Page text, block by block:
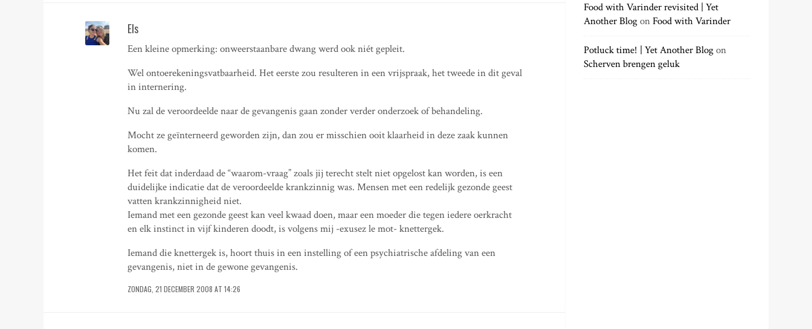
Els
Een kleine opmerking: onweerstaanbare dwang werd ook niét gepleit.
Wel ontoerekeningsvatbaarheid. Het eerste zou resulteren in een vrijspraak, het tweede in dit geval
in internering.
Nu zal de veroordeelde naar de gevangenis gaan zonder verder onderzoek of behandeling.
Mocht ze geïnterneerd geworden zijn, dan zou er misschien ooit klaarheid in deze zaak kunnen
komen.
Het feit dat inderdaad de “waarom-vraag” zoals jij terecht stelt niet opgelost kan worden, is een
duidelijke indicatie dat de veroordeelde krankzinnig was. Mensen met een redelijk gezonde geest
vatten krankzinnigheid niet.
Iemand met een gezonde geest kan veel kwaad doen, maar een moeder die tegen iedere oerkracht
en elk instinct in vijf kinderen doodt, is volgens mij -exusez le mot- knettergek.
Iemand die knettergek is, hoort thuis in een instelling of een psychiatrische afdeling van een
gevangenis, niet in de gewone gevangenis.
ZONDAG, 21 DECEMBER 2008 AT 14:26
Food with Varinder revisited | Yet
Another BlogonFood with Varinder
Potluck time! | Yet Another Blogon
Scherven brengen geluk